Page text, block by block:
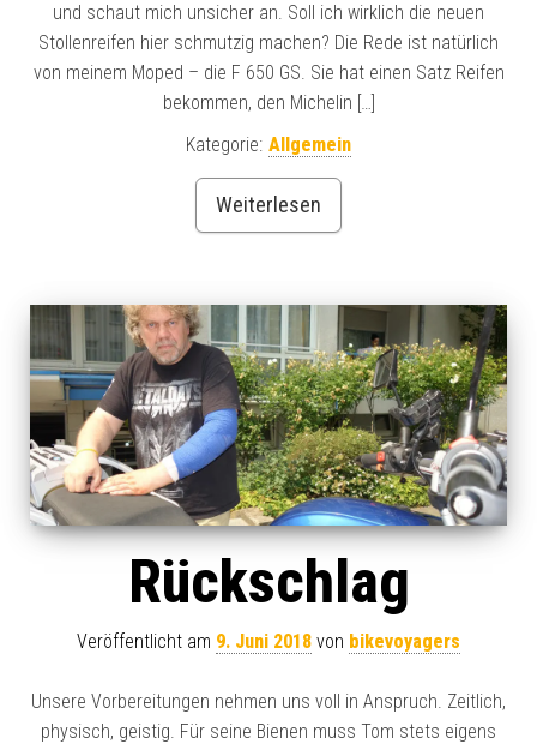
und schaut mich unsicher an. Soll ich wirklich die neuen
Stollenreifen hier schmutzig machen? Die Rede ist natürlich
von meinem Moped – die F 650 GS. Sie hat einen Satz Reifen
bekommen, den Michelin […]
Kategorie: Allgemein
Weiterlesen
Rückschlag
Veröffentlicht am 9. Juni 2018 von bikevoyagers
Unsere Vorbereitungen nehmen uns voll in Anspruch. Zeitlich,
physisch, geistig. Für seine Bienen muss Tom stets eigens